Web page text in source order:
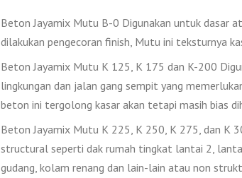
Beton Jayamix Mutu B-0 Digunakan untuk dasar
dilakukan pengecoran finish, Mutu ini teksturnya
Beton Jayamix Mutu K 125, K 175 dan K-200
lingkungan dan jalan gang sempit yang
beton ini tergolong kasar akan tetapi masih bias
Beton Jayamix Mutu K 225, K 250, K 275, dan K
structural seperti dak rumah tingkat lantai 2,
gudang, kolam renang dan lain-lain atau non